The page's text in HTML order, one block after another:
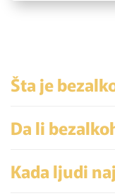
Šta je
Da li
Kada ljudi